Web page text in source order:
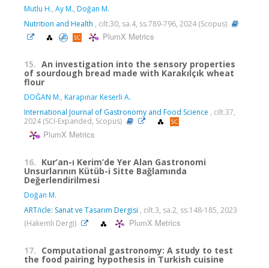
Mutlu H., Ay M., Doğan M.
Nutrition and Health , cilt.30, sa.4, ss.789-796, 2024 (Scopus)
PlumX Metrics
15. An investigation into the sensory properties
of sourdough bread made with Karakılçık wheat
flour
DOĞAN M., Karapınar Keserli A.
International Journal of Gastronomy and Food Science , cilt.37,
2024 (SCI-Expanded, Scopus)
PlumX Metrics
16. Kur’an-ı Kerim’de Yer Alan Gastronomi
Unsurlarının Kütüb-i Sitte Bağlamında
Değerlendirilmesi
Doğan M.
ART/icle: Sanat ve Tasarım Dergisi , cilt.3, sa.2, ss.148-185, 2023
(Hakemli Dergi)
PlumX Metrics
17. Computational gastronomy: A study to test
the food pairing hypothesis in Turkish cuisine